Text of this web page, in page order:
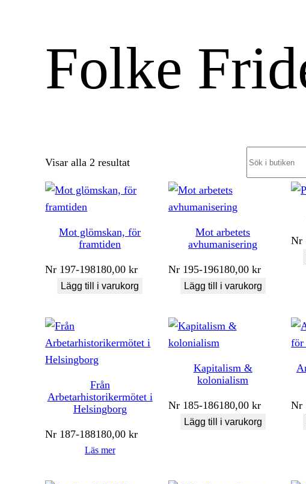
Folke
Visar alla 2 resultatSortera
senaste
Mot glömskan, för
framtiden
Nr 197-198180,00kr
Lägg till i varukorg
Mot arbetets
avhumanisering
Nr 195-196180,00 kr
Lägg till i varukorg
Nr
Från
Arbetarhistorikermötet i
Helsingborg
Nr 187-188180,00kr
Läs mer
Kapitalism &
kolonialism
Nr 185-186180,00 kr
Lägg till i varukorg
Nr